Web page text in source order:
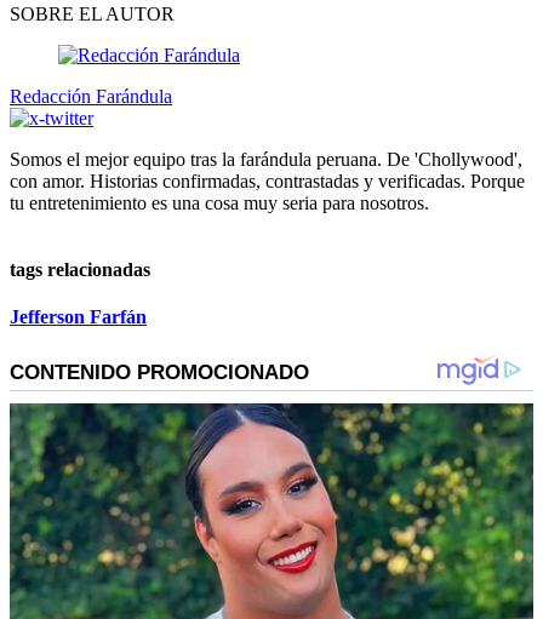
SOBRE EL AUTOR
Redacción Farándula
Somos el mejor equipo tras la farándula peruana. De 'Chollywood',
con amor. Historias confirmadas, contrastadas y verificadas. Porque
tu entretenimiento es una cosa muy seria para nosotros.
tags relacionadas
Jefferson Farfán